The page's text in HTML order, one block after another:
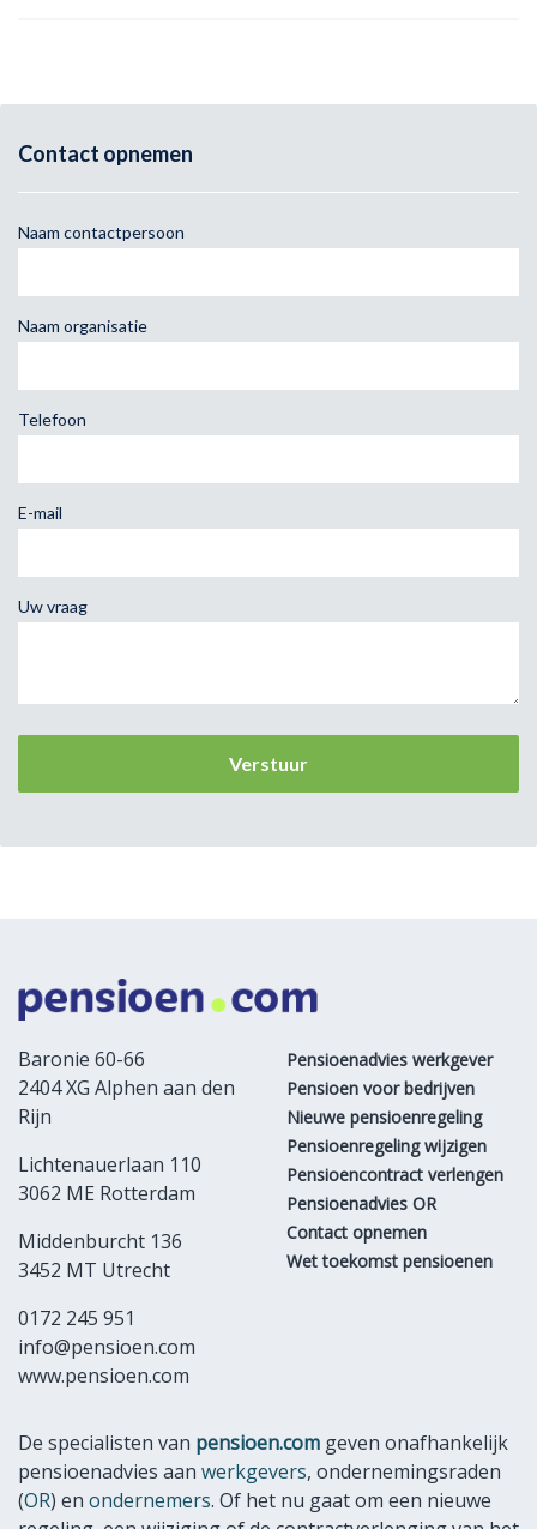
Contact opnemen
Naam contactpersoon
Naam organisatie
Telefoon
E-mail
Uw vraag
Baronie 60-66
2404 XG Alphen aan den
Rijn
Lichtenauerlaan 110
3062 ME Rotterdam
Middenburcht 136
3452 MT Utrecht
0172 245 951
info@pensioen.com
www.pensioen.com
Pensioenadvies werkgever
Pensioen voor bedrijven
Nieuwe pensioenregeling
Pensioenregeling wijzigen
Pensioencontract verlengen
Pensioenadvies OR
Contact opnemen
Wet toekomst pensioenen
De specialisten van pensioen.com geven onafhankelijk
pensioenadvies aan werkgevers, ondernemingsraden
(OR) en ondernemers. Of het nu gaat om een nieuwe